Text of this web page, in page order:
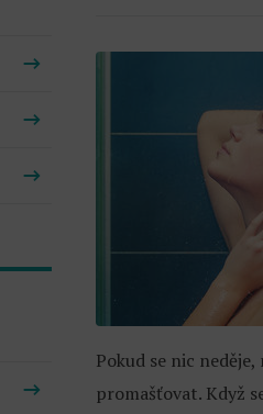
Pokud se nic
promašťovat. Když